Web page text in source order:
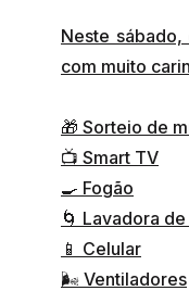
Neste
com muito
🎁 Sorteio de
📺 Smart TV
🍳 Fogão
🌀 Lavadora
📱 Celular
🌬️ Ventiladores